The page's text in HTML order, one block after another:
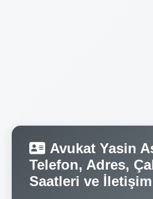
Avukat Yasin
Telefon, Adres,
Saatleri ve